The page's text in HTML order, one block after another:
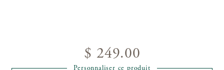
$ 249.00
Personnaliser ce produit